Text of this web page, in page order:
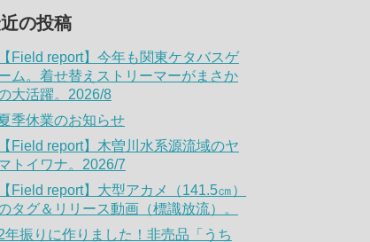
の投稿
【Field report】今年も関東ケタバスゲ
ム。着せ替えストリーマーがまさか
大活躍。2026/8
季休業のお知らせ
【Field report】木曽川水系源流域のヤ
トイワナ。2026/7
【Field report】大型アカメ（141.5㎝）
タグ＆リリース動画（標識放流）。
年振りに作りました！非売品「うち